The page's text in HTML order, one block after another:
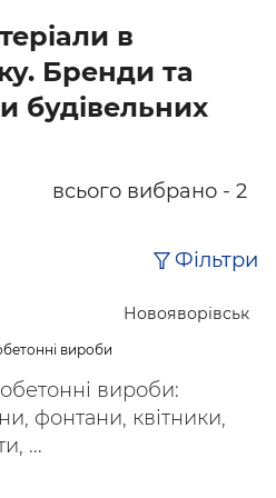
в
Бренди та
будівельних
всього вибрано - 2
Фільтри
Новояворівськ
вироби
вироби:
фонтани, квітники,
...